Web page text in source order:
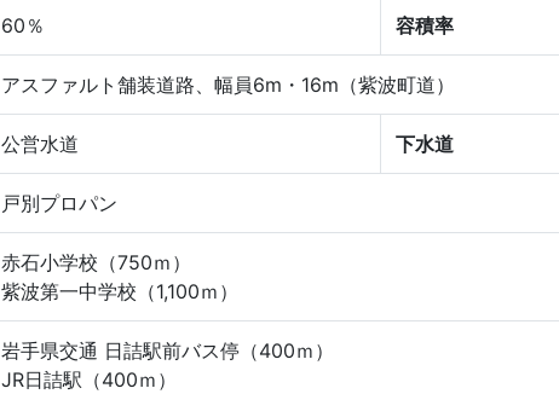
60％ 容積率
アスファルト舗装道路、幅員6m・16m（紫波町道）
公営水道 下水道
戸別プロパン
赤石小学校（750ｍ）
紫波第一中学校（1,100ｍ）
岩手県交通 日詰駅前バス停（400ｍ）
JR日詰駅（400ｍ）